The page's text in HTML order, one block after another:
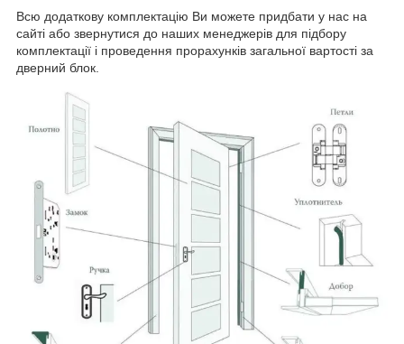
Всю додаткову комплектацію Ви можете придбати у нас на
сайті або звернутися до наших менеджерів для підбору
комплектації і проведення прорахунків загальної вартості за
дверний блок.